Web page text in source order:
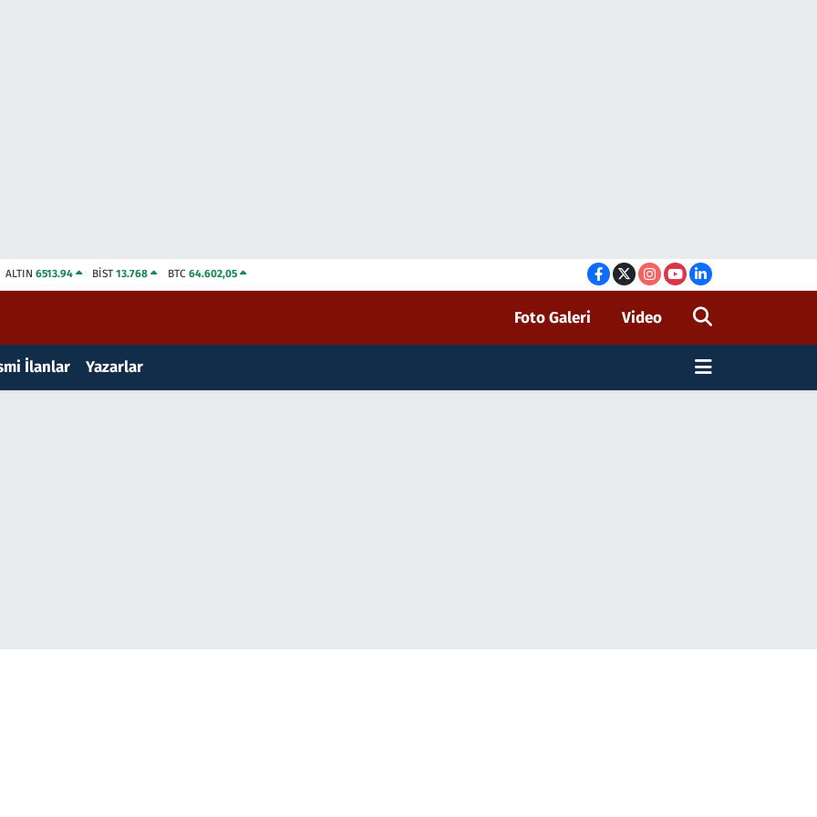
ALTIN 6513.94 BİST13.768 BTC 64.602,05
Foto Galeri Video
İlanlar Yazarlar